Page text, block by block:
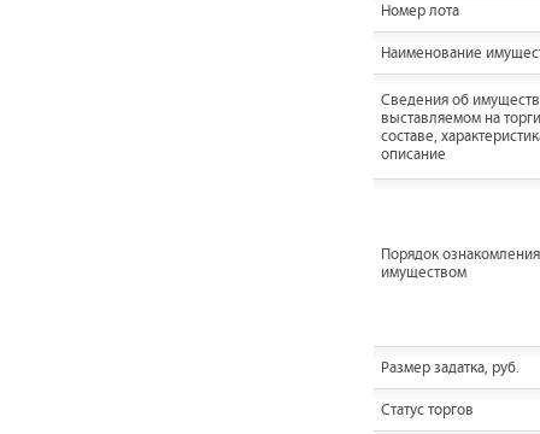
Номер лота
Наименование
Cведения об
выставляемом на
составе,
описание
Порядок
имуществом
Размер задатка, руб.
Статус торгов